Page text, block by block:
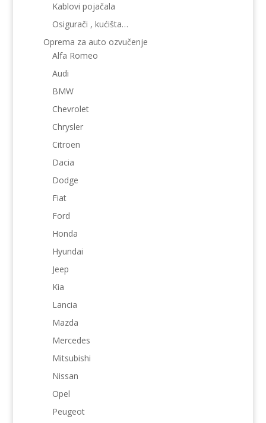
Kablovi pojačala
Osigurači , kućišta…
Oprema za auto ozvučenje
Alfa Romeo
Audi
BMW
Chevrolet
Chrysler
Citroen
Dacia
Dodge
Fiat
Ford
Honda
Hyundai
Jeep
Kia
Lancia
Mazda
Mercedes
Mitsubishi
Nissan
Opel
Peugeot